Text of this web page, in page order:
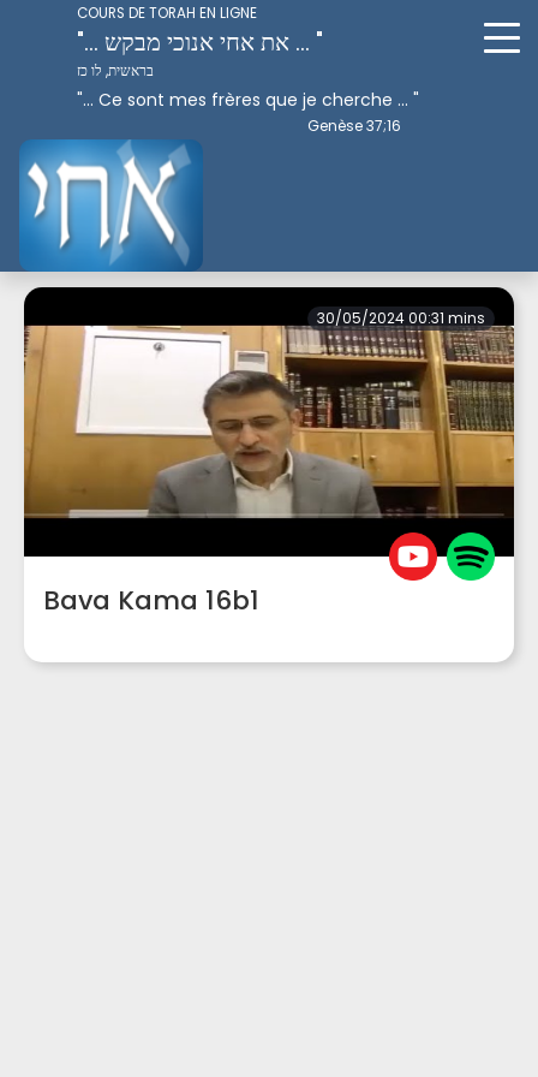
COURS DE TORAH EN LIGNE
"... את אחי אנוכי מבקש ... "
בראשית, לו כז
"... Ce sont mes frères que je cherche ... "
Genèse 37;16
Perek 1
30/05/2024 00:31 mins
Bava Kama 16b1